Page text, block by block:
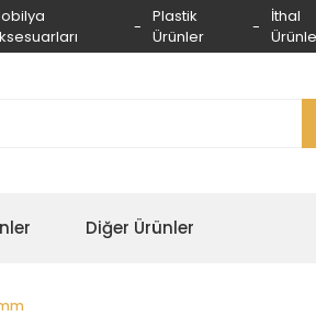
Plastik
Ürünler
İthal
Diğer Ürünler